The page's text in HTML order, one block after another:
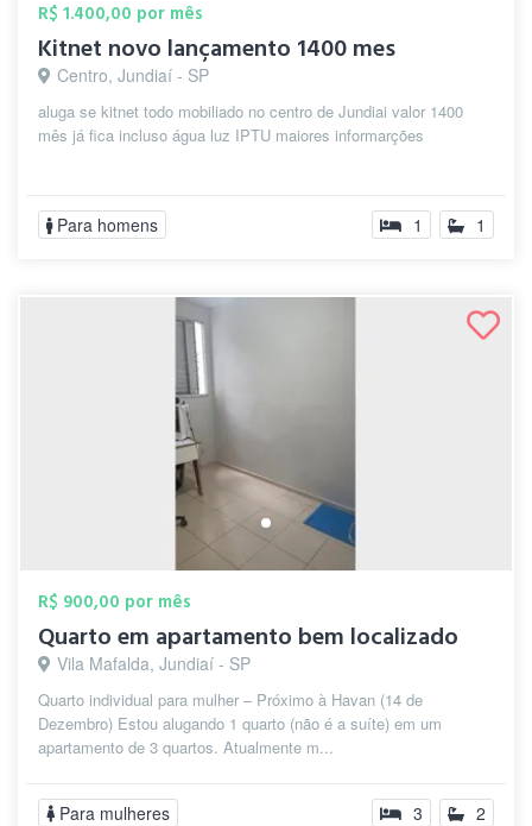
R$ 1.400,00 por mês
Kitnet novo lançamento 1400 mes
Centro, Jundiaí - SP
aluga se kitnet todo mobiliado no centro de Jundiai valor 1400
mês já fica incluso água luz IPTU maiores informarções
Para homens 1 1
R$ 900,00 por mês
Quarto em apartamento bem localizado
Vila Mafalda, Jundiaí - SP
Quarto individual para mulher – Próximo à Havan (14 de
Dezembro) Estou alugando 1 quarto (não é a suíte) em um
apartamento de 3 quartos. Atualmente m...
Para mulheres 3 2